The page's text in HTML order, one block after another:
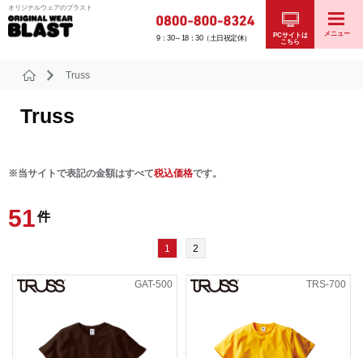
オリジナルウェアのブラスト
9：30～18：30（土日祝定休）
PCサイトは
こちら
メニュー
Truss
Truss
※当サイトで表記の金額はすべて税込価格です。
51件
1 2
GAT-500 TRS-700